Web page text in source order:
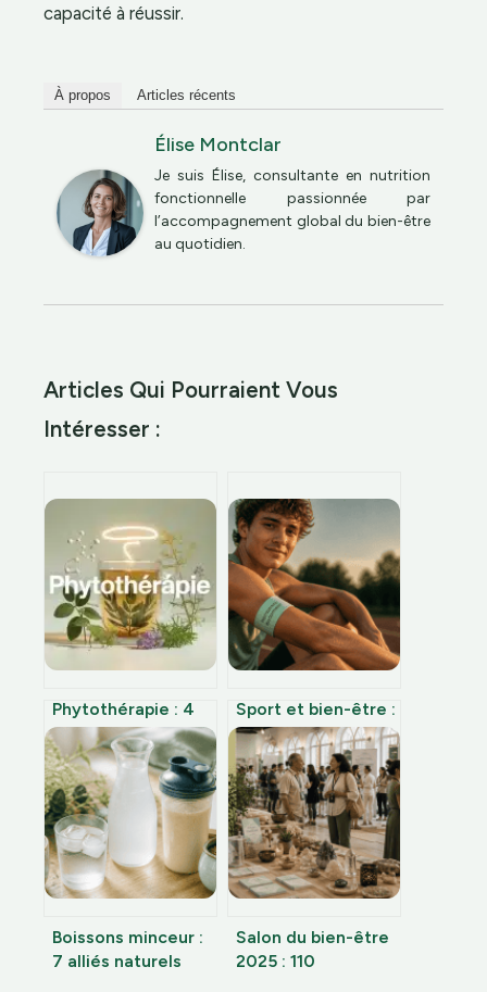
capacité à réussir.
À propos Articles récents
Élise Montclar
Je suis Élise, consultante en nutrition
fonctionnelle passionnée par
l’accompagnement global du bien-être
au quotidien.
Articles Qui Pourraient Vous
Intéresser :
Phytothérapie : 4
protocoles naturels
pour passer de la
fatigue à une
vitalité durable
Sport et bien-être :
pourquoi 45
minutes d’effort
multiplient vos
endorphines par
cinq
Boissons minceur :
7 alliés naturels
Salon du bien-être
2025 : 110